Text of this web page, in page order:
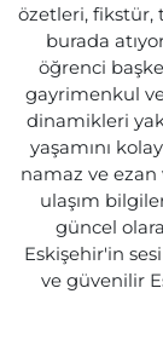
özetleri, fikstür,
burada
öğrenci
gayrimenkul
dinamikleri
yaşamını
namaz ve
ulaşım
güncel
Eskişehir'in
ve güvenilir